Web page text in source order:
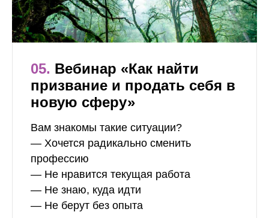
05. Вебинар «Как найти
призвание и продать себя в
новую сферу»
Вам знакомы такие ситуации?
— Хочется радикально сменить
профессию
— Не нравится текущая работа
— Не знаю, куда идти
— Не берут без опыта